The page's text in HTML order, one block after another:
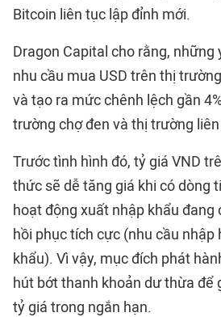
Bitcoin liên tục lập đỉnh mới.
Dragon Capital cho rằng, những
nhu cầu mua USD trên thị
và tạo ra mức chênh lệch gần
trường chợ đen và thị trường
Trước tình hình đó, tỷ giá VND
thức sẽ dễ tăng giá khi có dòng
hoạt động xuất nhập khẩu đang
hồi phục tích cực (nhu cầu nhập
khẩu). Vì vậy, mục đích phát
hút bớt thanh khoản dư thừa để
tỷ giá trong ngắn hạn.